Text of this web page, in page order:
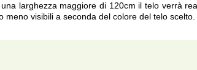
larghezza maggiore di 120cm il telo verrà
visibili a seconda del colore del telo scelto.